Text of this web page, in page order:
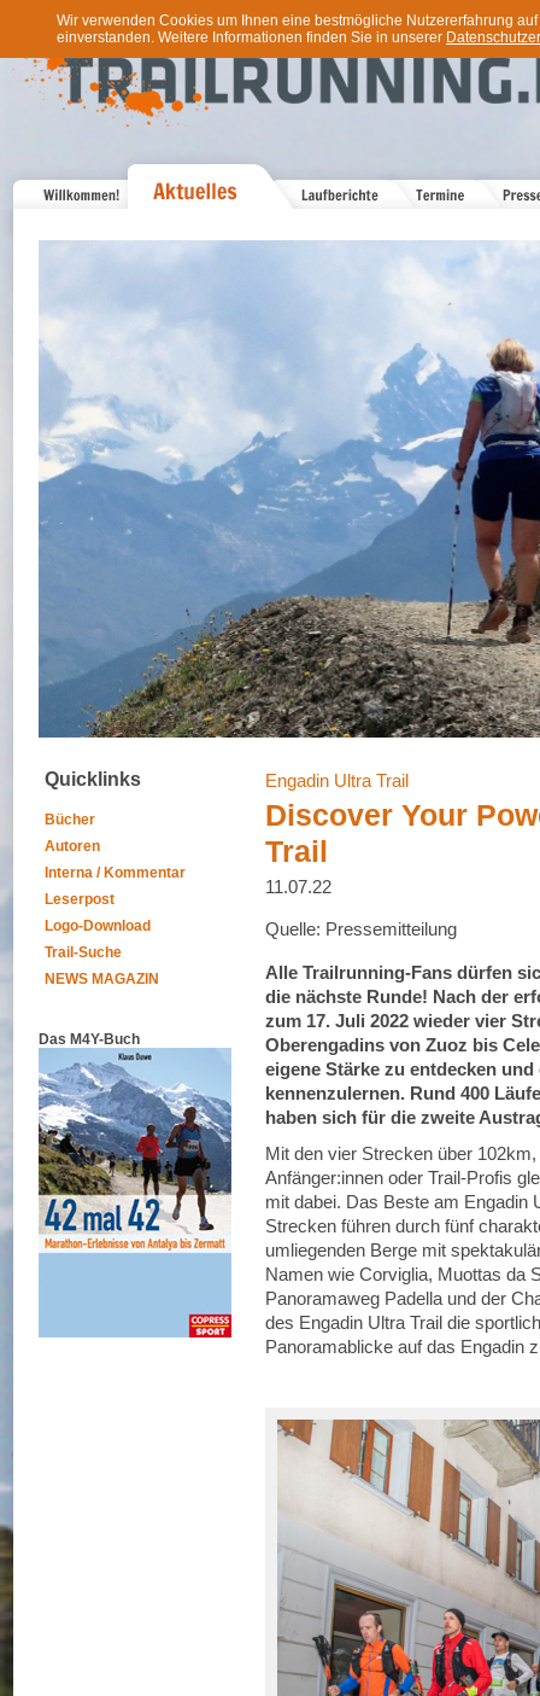
Wir verwenden Cookies um Ihnen eine bestmögliche Nutzererfahrung
einverstanden. Weitere Informationen finden Sie in unserer
Quicklinks
Bücher
Autoren
Interna / Kommentar
Leserpost
Logo-Download
Trail-Suche
NEWS MAGAZIN
Das M4Y-Buch
Engadin Ultra Trail
Discover Your
Trail
11.07.22
Quelle: Pressemitteilung
Alle Trailrunning-Fans dürfen
die nächste Runde! Nach der
zum 17. Juli 2022 wieder vier
Oberengadins von Zuoz bis
eigene Stärke zu entdecken
kennenzulernen. Rund 400
haben sich für die zweite
Mit den vier Strecken über
Anfänger:innen oder Trail-Profis
mit dabei. Das Beste am Engadin
Strecken führen durch fünf
umliegenden Berge mit
Namen wie Corviglia, Muottas da
Panoramaweg Padella und der
des Engadin Ultra Trail die
Panoramablicke auf das Engadin